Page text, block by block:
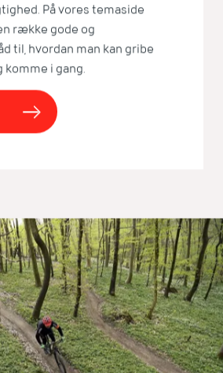
På vores temaside
række gode og
til, hvordan man kan gribe
komme i gang.